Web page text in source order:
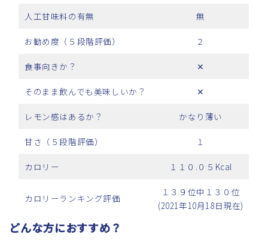
人工甘味料の有無 無
お勧め度（５段階評価） ２
食事向きか？ ✕
そのまま飲んでも美味しいか？ ✕
レモン感はあるか？ かなり薄い
甘さ（５段階評価） １
カロリー １１０.０５Kcal
カロリーランキング評価
１３９位中１３０位
(2021年10月18日現在)
どんな方におすすめ？